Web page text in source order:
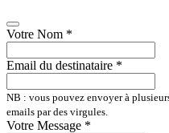
Votre Nom *
Email du destinataire *
NB : vous pouvez envoyer à
emails par des virgules.
Votre Message *